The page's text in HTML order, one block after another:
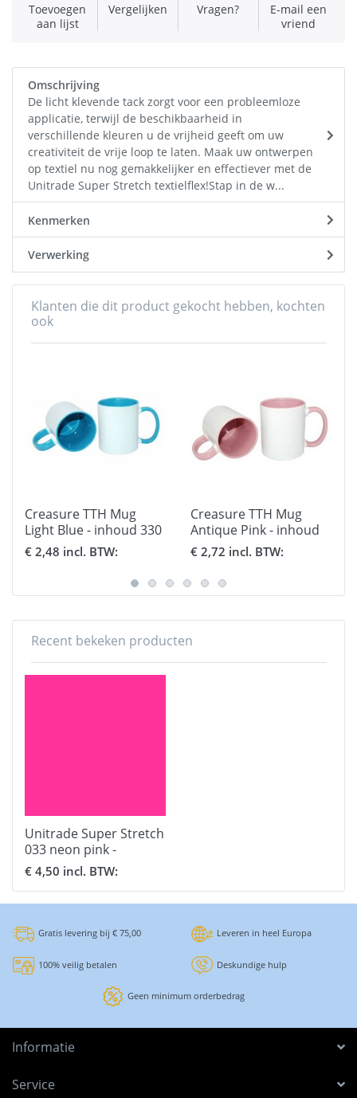
Toevoegen
aan lijst
Vergelijken Vragen?
E-mail een
vriend
Omschrijving
De licht klevende tack zorgt voor een probleemloze
applicatie, terwijl de beschikbaarheid in
verschillende kleuren u de vrijheid geeft om uw
creativiteit de vrije loop te laten. Maak uw ontwerpen
op textiel nu nog gemakkelijker en effectiever met de
Unitrade Super Stretch textielflex!Stap in de w...
Kenmerken
Verwerking
Klanten die dit product gekocht hebben, kochten
ook
Creasure TTH Mug
Light Blue - inhoud 330
ml.
€ 2,48 incl. BTW:
Creasure TTH Mug
Antique Pink - inhoud
330 ml.
€ 2,72 incl. BTW:
Recent bekeken producten
Unitrade Super Stretch
033 neon pink -
formaat 30,5 x 51 cm.
€ 4,50 incl. BTW:
Gratis levering bij € 75,00 Leveren in heel Europa
100% veilig betalen Deskundige hulp
Geen minimum orderbedrag
Informatie
Service